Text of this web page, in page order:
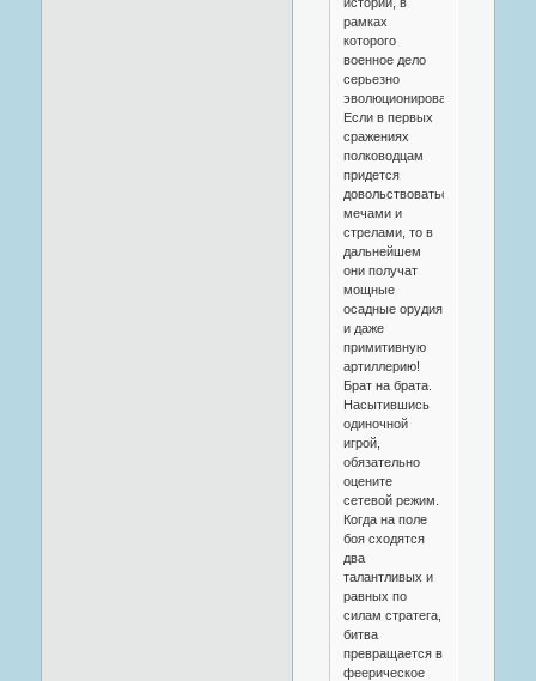
рамках
которого
военное дело
серьезно
эволюционировало.
Если в первых
сражениях
полководцам
придется
довольствоваться
мечами и
стрелами, то в
дальнейшем
они получат
мощные
осадные орудия
и даже
примитивную
артиллерию!
Брат на брата.
Насытившись
одиночной
игрой,
обязательно
оцените
сетевой режим.
Когда на поле
боя сходятся
два
талантливых и
равных по
силам стратега,
битва
превращается в
феерическое